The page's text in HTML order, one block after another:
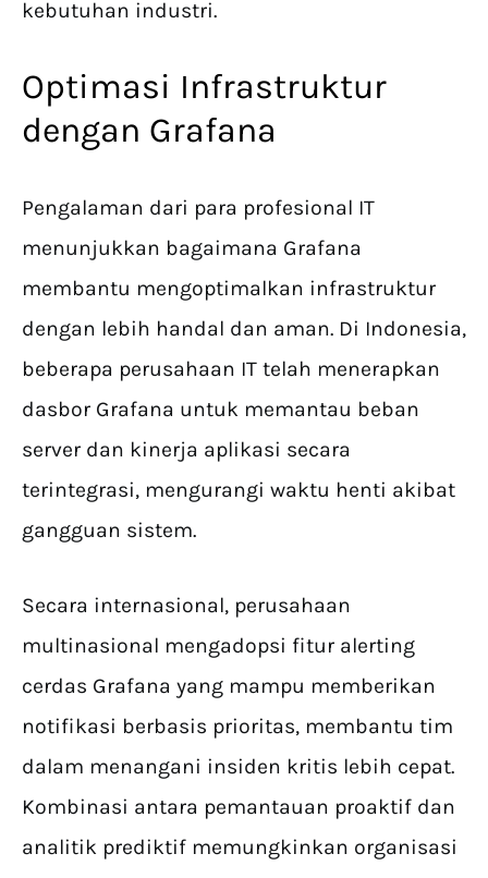
kebutuhan industri.
Optimasi Infrastruktur
dengan Grafana
Pengalaman dari para profesional IT
menunjukkan bagaimana Grafana
membantu mengoptimalkan infrastruktur
dengan lebih handal dan aman. Di Indonesia,
beberapa perusahaan IT telah menerapkan
dasbor Grafana untuk memantau beban
server dan kinerja aplikasi secara
terintegrasi, mengurangi waktu henti akibat
gangguan sistem.
Secara internasional, perusahaan
multinasional mengadopsi fitur alerting
cerdas Grafana yang mampu memberikan
notifikasi berbasis prioritas, membantu tim
dalam menangani insiden kritis lebih cepat.
Kombinasi antara pemantauan proaktif dan
analitik prediktif memungkinkan organisasi